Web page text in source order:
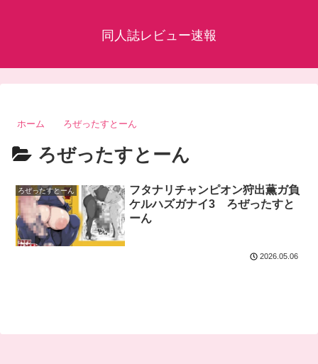
同人誌レビュー速報
ホーム ろぜったすとーん
ろぜったすとーん
ろぜったすとーん
フタナリチャンピオン狩出薫ガ負
ケルハズガナイ3 ろぜったすと
ーん
2026.05.06